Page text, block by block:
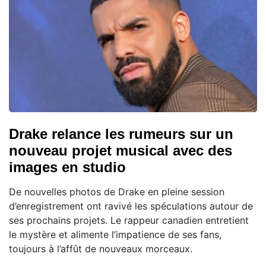
Drake relance les rumeurs sur un
nouveau projet musical avec des
images en studio
De nouvelles photos de Drake en pleine session
d’enregistrement ont ravivé les spéculations autour de
ses prochains projets. Le rappeur canadien entretient
le mystère et alimente l’impatience de ses fans,
toujours à l’affût de nouveaux morceaux.